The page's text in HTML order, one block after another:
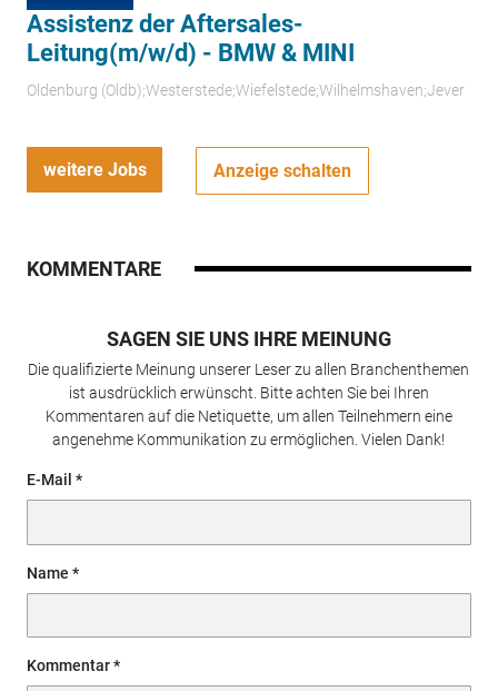
Assistenz der Aftersales-
Leitung(m/w/d) - BMW & MINI
Oldenburg (Oldb);Westerstede;Wiefelstede;Wilhelmshaven;Jever
weitere Jobs Anzeige schalten
KOMMENTARE
SAGEN SIE UNS IHRE MEINUNG
Die qualifizierte Meinung unserer Leser zu allen Branchenthemen
ist ausdrücklich erwünscht. Bitte achten Sie bei Ihren
Kommentaren auf die Netiquette, um allen Teilnehmern eine
angenehme Kommunikation zu ermöglichen. Vielen Dank!
E-Mail
Name
Kommentar